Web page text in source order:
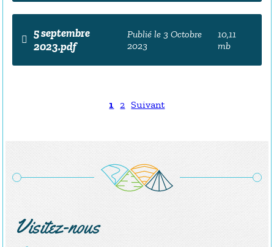
5 septembre
2023.pdf
Publié le 3 Octobre
2023
10,11
mb
1 2 Suivant
Visitez-nous